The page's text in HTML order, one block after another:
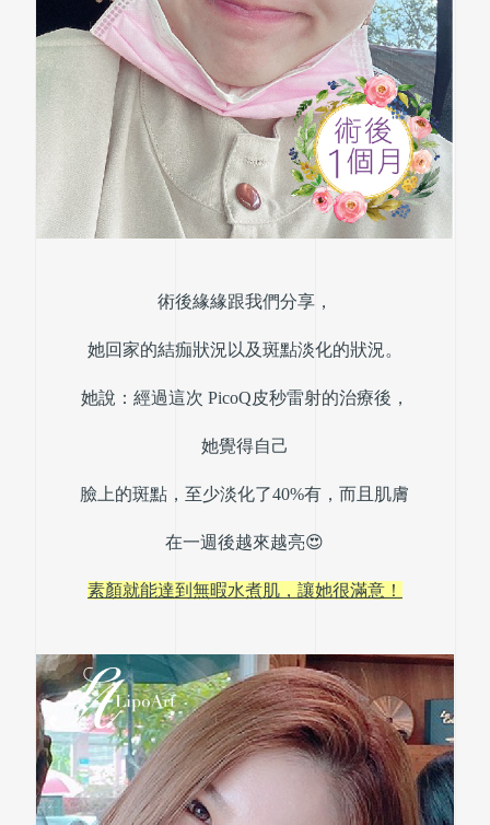
術後緣緣跟我們分享，
她回家的結痂狀況以及斑點淡化的狀況。
她說：經過這次 PicoQ皮秒雷射的治療後，
她覺得自己
臉上的斑點，至少淡化了40%有，而且肌膚
在一週後越來越亮😍
素顏就能達到無暇水煮肌，讓她很滿意！